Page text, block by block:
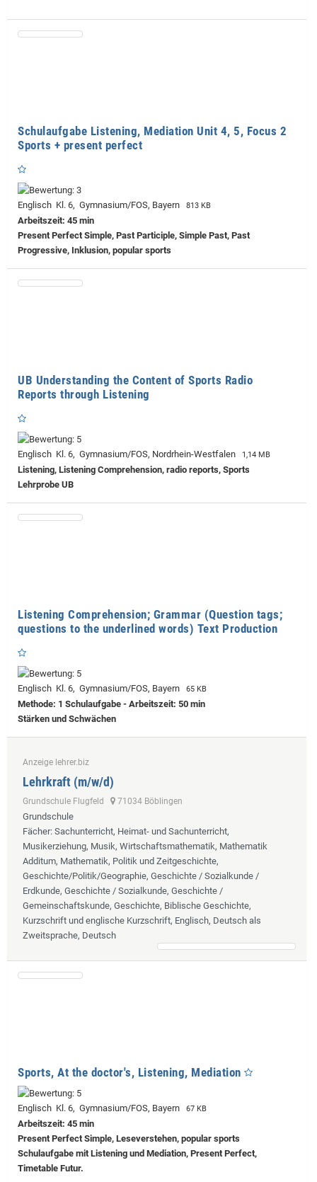
Schulaufgabe Listening, Mediation Unit 4, 5, Focus 2
Sports + present perfect
Englisch Kl. 6, Gymnasium/FOS, Bayern 813 KB
Arbeitszeit: 45 min
Present Perfect Simple, Past Participle, Simple Past, Past
Progressive, Inklusion, popular sports
UB Understanding the Content of Sports Radio
Reports through Listening
Englisch Kl. 6, Gymnasium/FOS, Nordrhein-Westfalen 1,14 MB
Listening, Listening Comprehension, radio reports, Sports
Lehrprobe UB
Listening Comprehension; Grammar (Question tags;
questions to the underlined words) Text Production
Englisch Kl. 6, Gymnasium/FOS, Bayern 65 KB
Methode: 1 Schulaufgabe - Arbeitszeit: 50 min
Stärken und Schwächen
Anzeige lehrer.biz
Lehrkraft (m/w/d)
Grundschule Flugfeld 71034 Böblingen
Grundschule
Fächer: Sachunterricht, Heimat- und Sachunterricht,
Musikerziehung, Musik, Wirtschaftsmathematik, Mathematik
Additum, Mathematik, Politik und Zeitgeschichte,
Geschichte/Politik/Geographie, Geschichte / Sozialkunde /
Erdkunde, Geschichte / Sozialkunde, Geschichte /
Gemeinschaftskunde, Geschichte, Biblische Geschichte,
Kurzschrift und englische Kurzschrift, Englisch, Deutsch als
Zweitsprache, Deutsch
Sports, At the doctor's, Listening, Mediation
Englisch Kl. 6, Gymnasium/FOS, Bayern 67 KB
Arbeitszeit: 45 min
Present Perfect Simple, Leseverstehen, popular sports
Schulaufgabe mit Listening und Mediation, Present Perfect,
Timetable Futur.